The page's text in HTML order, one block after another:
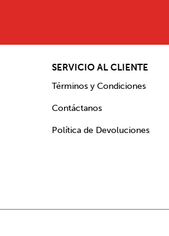
SERVICIO AL CLIENTE
Términos y Condiciones
Contáctanos
Política de Devoluciones